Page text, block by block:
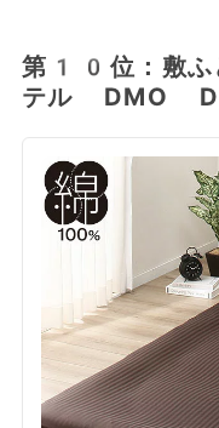
第10位：敷ふ
テル DMO